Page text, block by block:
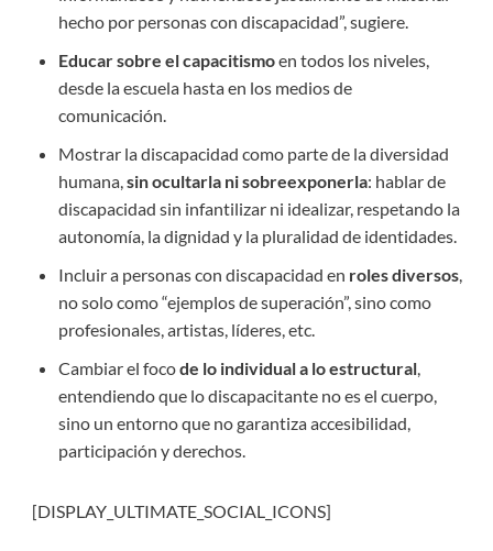
hecho por personas con discapacidad”, sugiere.
Educar sobre el capacitismoen todos los niveles,
desde la escuela hasta en los medios de
comunicación.
Mostrar la discapacidad como parte de la diversidad
humana,sin ocultarla ni sobreexponerla: hablar de
discapacidad sin infantilizar ni idealizar, respetando la
autonomía, la dignidad y la pluralidad de identidades.
Incluir a personas con discapacidad en roles diversos,
no solo como “ejemplos de superación”, sino como
profesionales, artistas, líderes, etc.
Cambiar el focode lo individual a lo estructural,
entendiendo que lo discapacitante no es el cuerpo,
sino un entorno que no garantiza accesibilidad,
participación y derechos.
[DISPLAY_ULTIMATE_SOCIAL_ICONS]